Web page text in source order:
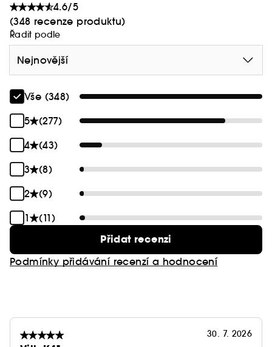
4.6/5
(348 recenze produktu)
Řadit podle
Nejnovější
Vše (348)
5
(277)
4
(43)
3
(8)
2
(9)
1
(11)
Přidat recenzi
Podmínky přidávání recenzí a hodnocení
30. 7. 2026